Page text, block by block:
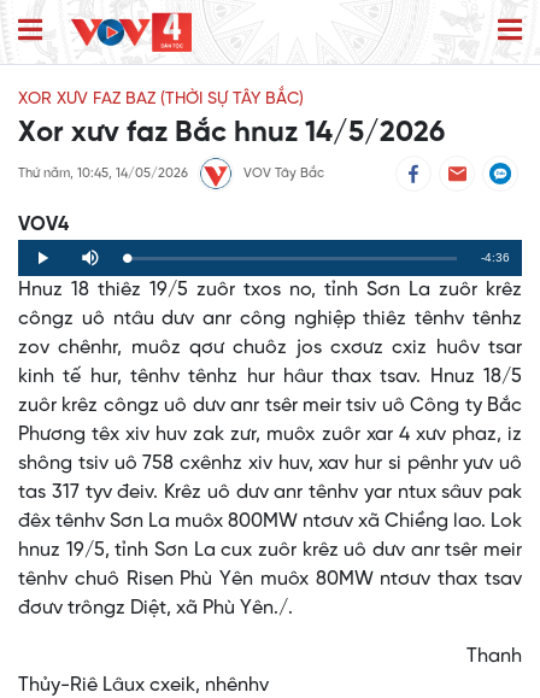
XOR XƯV FAZ BAZ (THỜI SỰ TÂY BẮC)
Xor xưv faz Bắc hnuz 14/5/2026
Thứ năm, 10:45, 14/05/2026 VOV Tây Bắc
VOV4
Play Mute Loaded:
0%
Progress:
0%
Remaining
Time
-4:36
Hnuz 18 thiêz 19/5 zuôr txos no, tỉnh Sơn La zuôr krêz
côngz uô ntâu dưv anr công nghiệp thiêz tênhv tênhz
zov chênhr, muôz qơư chuôz jos cxơưz cxiz huôv tsar
kinh tế hur, tênhv tênhz hur hâur thax tsav. Hnuz 18/5
zuôr krêz côngz uô dưv anr tsêr meir tsiv uô Công ty Bắc
Phương têx xiv huv zak zưr, muôx zuôr xar 4 xưv phaz, iz
shông tsiv uô 758 cxênhz xiv huv, xav hur si pênhr yưv uô
tas 317 tyv đeiv. Krêz uô dưv anr tênhv yar ntux sâuv pak
đêx tênhv Sơn La muôx 800MW ntơưv xã Chiềng lao. Lok
hnuz 19/5, tỉnh Sơn La cux zuôr krêz uô dưv anr tsêr meir
tênhv chuô Risen Phù Yên muôx 80MW ntơưv thax tsav
đơưv trôngz Diệt, xã Phù Yên./.
Thanh
Thủy-Riê Lâux cxeik, nhênhv